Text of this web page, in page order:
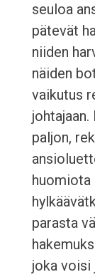
seuloa
pätevät
niiden
näiden
vaikutus
paljon,
huomiota
parasta
joka voisi